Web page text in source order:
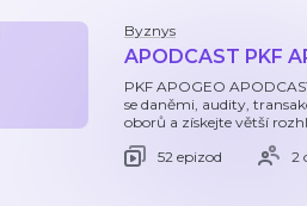
Byznys
APODCAST PKF
PKF APOGEO
se daněmi, audity,
oborů a získejte větší
52 epizod
2